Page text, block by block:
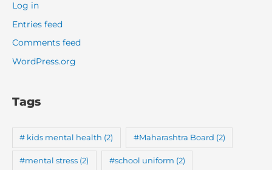
Log in
Entries feed
Comments feed
WordPress.org
Tags
# kids mental health (2) #Maharashtra Board (2)
#mental stress (2) #school uniform (2)